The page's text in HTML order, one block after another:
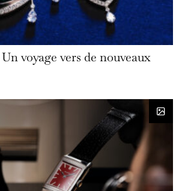
voyage vers de nouveaux